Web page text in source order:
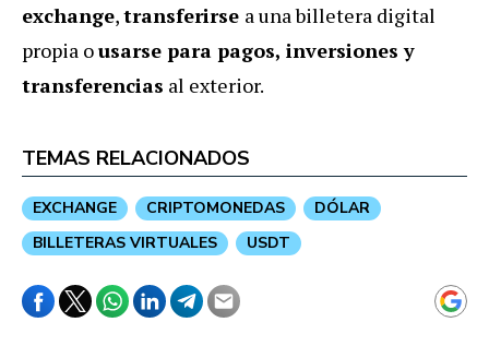
exchange,transferirse a una billetera digital
propia ousarse para pagos, inversiones y
transferencias al exterior.
TEMAS RELACIONADOS
EXCHANGE CRIPTOMONEDAS
DÓLAR
BILLETERAS VIRTUALES
USDT